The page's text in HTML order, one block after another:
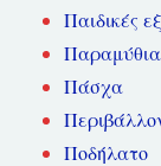
Παιδικές
Παραμύθια
Πάσχα
Ποδήλατο